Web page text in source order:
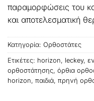
παραμορφώσεις του
και αποτελεσματική
Κατηγορία: Ορθοστάτες
Ετικέτες: horizon, leckey,
ορθοστάτησης, όρθια
horizon, παιδιά, πρηνή